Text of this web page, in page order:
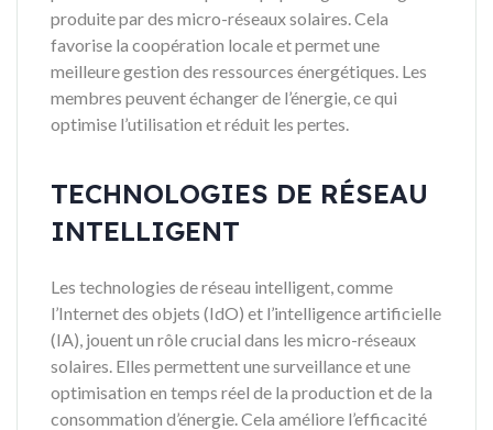
produite par des micro-réseaux solaires. Cela
favorise la coopération locale et permet une
meilleure gestion des ressources énergétiques. Les
membres peuvent échanger de l’énergie, ce qui
optimise l’utilisation et réduit les pertes.
TECHNOLOGIES DE RÉSEAU
INTELLIGENT
Les technologies de réseau intelligent, comme
l’Internet des objets (IdO) et l’intelligence artificielle
(IA), jouent un rôle crucial dans les micro-réseaux
solaires. Elles permettent une surveillance et une
optimisation en temps réel de la production et de la
consommation d’énergie. Cela améliore l’efficacité